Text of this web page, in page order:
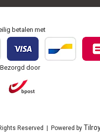
betalen met
Bezorgd door
Reserved | Powered by